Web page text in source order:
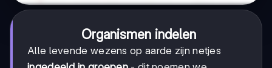
Organismen indelen
Alle levende wezens op aarde zijn netjes